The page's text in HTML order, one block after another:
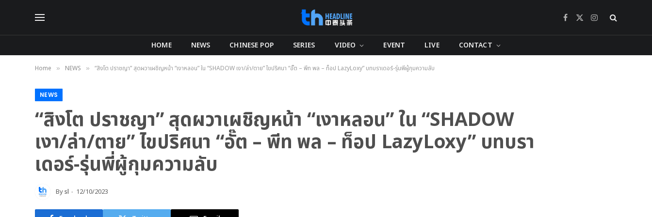
Facebook
X
Instagram
HOME NEWS CHINESE POP SERIES VIDEO EVENT LIVE CONTACT
Home » NEWS » “สิงโต ปราชญา” สุดผวาเผชิญหน้า “เงาหลอน” ใน “SHADOW เงา/ล่า/ตาย” ไขปริศนา “อั๊ต – พีท พล – ท็อป LazyLoxy” บทบราเดอร์-รุ่นพี่ผู้กุมความลับ
NEWS
“สิงโต ปราชญา” สุดผวาเผชิญหน้า “เงาหลอน” ใน “SHADOW
เงา/ล่า/ตาย” ไขปริศนา “อั๊ต – พีท พล – ท็อป LazyLoxy” บทบรา
เดอร์-รุ่นพี่ผู้กุมความลับ
Bysl 12/10/2023